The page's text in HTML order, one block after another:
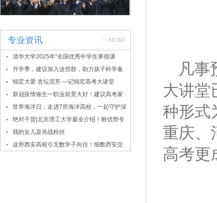
专业资讯 <<MORE
清华大学2025年“全国优秀中学生寒假课
堂”报名通知
升学季，建议加入这些群，助力孩子科学备
考
锦宏大爱 杏坛流芳 —记锦宏高考大讲堂
新冠疫情催生一职业前景大好！建议高考家
长密切关注！
世界海洋日，走进7所海洋高校，一起守护深
蓝！
绝对干货|北京理工大学最全介绍！附优势专
业、录取数据
我的女儿是肖战粉丝
这所西安高校引无数学子向往！细数西安交
凡事
大讲堂
种形式
重庆、
高考更